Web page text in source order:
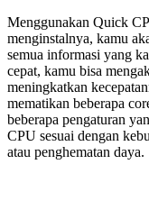
Menggunakan Quick
menginstalnya, kamu
semua informasi yang
cepat, kamu bisa
meningkatkan
mematikan beberapa
beberapa pengaturan
CPU sesuai dengan
atau penghematan daya.